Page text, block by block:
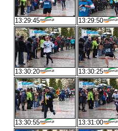
13:29:45 13:29:50
13:30:20 13:30:25
13:30:55 13:31:00